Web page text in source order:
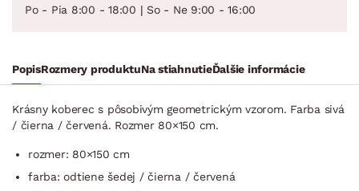
Po - Pia 8:00 - 18:00 | So - Ne 9:00 - 16:00
PopisRozmery produktuNa stiahnutieĎalšie informácie
Krásny koberec s pôsobivým geometrickým vzorom. Farba sivá
/ čierna / červená. Rozmer 80×150 cm.
rozmer: 80×150 cm
farba: odtiene šedej / čierna / červená